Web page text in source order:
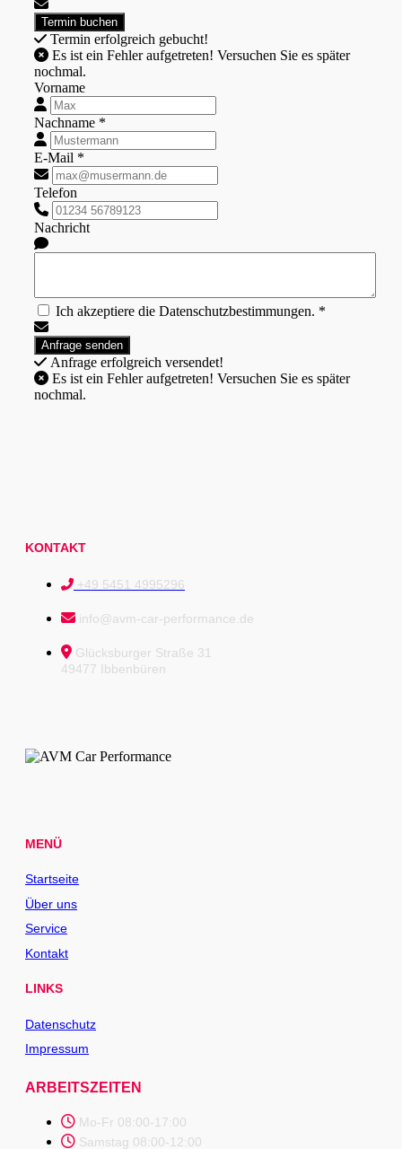
Termin erfolgreich gebucht!
nochmal.
Vorname
Nachname *
E-Mail *
Telefon
Nachricht
Ich akzeptiere die Datenschutzbestimmungen. *
Anfrage erfolgreich versendet!
nochmal.
KONTAKT
+49 5451 4995296
info@avm-car-performance.de
Glücksburger Straße 31
49477 Ibbenbüren
MENÜ
Startseite
Über uns
Service
Kontakt
LINKS
Datenschutz
Impressum
ARBEITSZEITEN
Mo-Fr 08:00-17:00
Samstag 08:00-12:00